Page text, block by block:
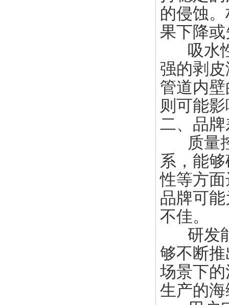
的侵蚀
果下降
吸水性
强的剥
管道内
则可能
二、品
质量控
系，能
性等方
品牌可
不佳。
研发能
够不断
场景下
生产的